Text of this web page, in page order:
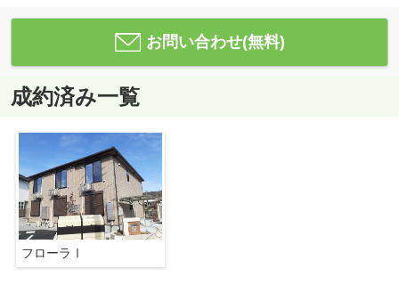
お問い合わせ(無料)
成約済み一覧
フローラⅠ